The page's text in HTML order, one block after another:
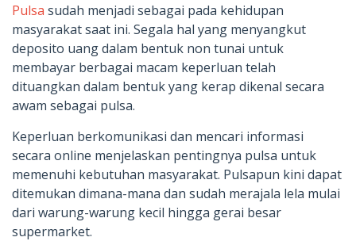
Pulsa sudah menjadi sebagai pada kehidupan
masyarakat saat ini. Segala hal yang menyangkut
deposito uang dalam bentuk non tunai untuk
membayar berbagai macam keperluan telah
dituangkan dalam bentuk yang kerap dikenal secara
awam sebagai pulsa.
Keperluan berkomunikasi dan mencari informasi
secara online menjelaskan pentingnya pulsa untuk
memenuhi kebutuhan masyarakat. Pulsapun kini dapat
ditemukan dimana-mana dan sudah merajala lela mulai
dari warung-warung kecil hingga gerai besar
supermarket.